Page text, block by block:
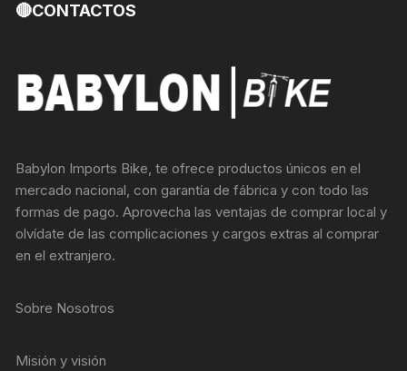
🔴CONTACTOS
Babylon Imports Bike, te ofrece productos únicos en el
mercado nacional, con garantía de fábrica y con todo las
formas de pago. Aprovecha las ventajas de comprar local y
olvídate de las complicaciones y cargos extras al comprar
en el extranjero.
Sobre Nosotros
Misión y visión